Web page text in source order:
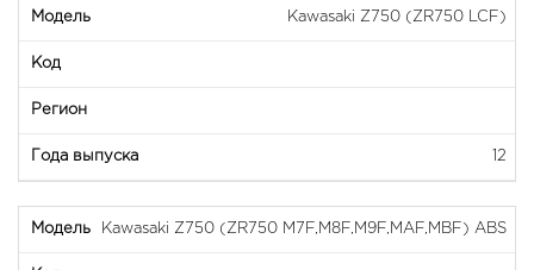
Kawasaki Z750 (ZR750 LCF)
12
Kawasaki Z750 (ZR750 M7F,M8F,M9F,MAF,MBF) ABS